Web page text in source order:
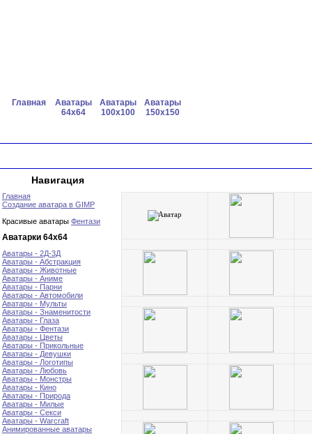
Главная
Аватары
64x64
Аватары
100x100
Аватары
150x150
Навигация
Главная
Создание аватара в GIMP
Красивые аватары Фентази
Аватарки 64х64
Аватары - 2Д-3Д
Аватары - Абстракция
Аватары - Животные
Аватары - Аниме
Аватары - Парни
Аватары - Автомобили
Аватары - Мульты
Аватары - Знаменитости
Аватары - Глаза
Аватары - Фентази
Аватары - Цветы
Аватары - Прикольные
Аватары - Девушки
Аватары - Логотипы
Аватары - Любовь
Аватары - Монстры
Аватары - Кино
Аватары - Природа
Аватары - Милые
Аватары - Секси
Аватары - Warcraft
Анимированные аватары